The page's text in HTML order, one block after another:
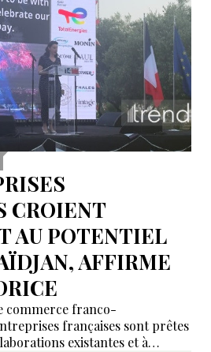
CROIENT
AU POTENTIEL
AFFIRME
commerce franco-
françaises sont prêtes
existantes et à